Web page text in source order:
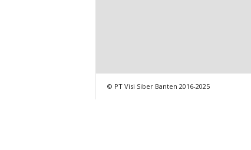
© PT Visi Siber Banten 2016-2025